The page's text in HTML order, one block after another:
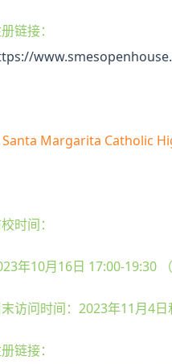
链接：
Santa Margarita Catholic
时间：
年10月16日 17:00-19:30 （
访问时间：2023年11月4
链接：